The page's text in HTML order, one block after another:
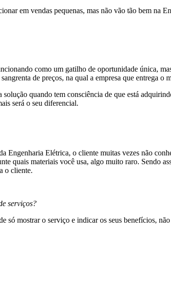
em vendas pequenas, mas não vão tão bem na
como um gatilho de oportunidade única,
de preços, na qual a empresa que entrega o
quando tem consciência de que está
será o seu diferencial.
Engenharia Elétrica, o cliente muitas vezes não
quais materiais você usa, algo muito raro. Sendo
o cliente.
serviços?
mostrar o serviço e indicar os seus benefícios,